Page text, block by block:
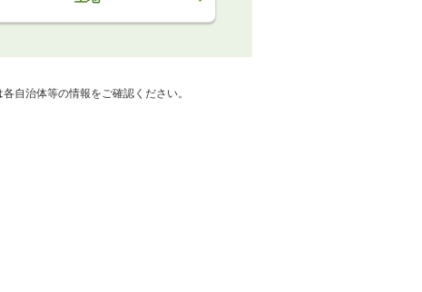
自治体等の情報をご確認ください。